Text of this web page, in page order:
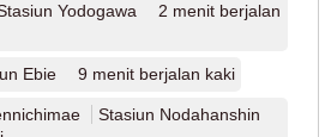
Yodogawa 2 menit berjalan
Ebie 9 menit berjalan kaki
Stasiun Nodahanshin
kota Nagoya Tsurumai